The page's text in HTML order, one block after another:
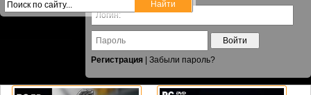
Войти
Регистрация
Забыли пароль?